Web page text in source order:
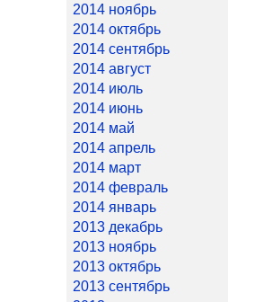
2014 ноябрь
2014 октябрь
2014 сентябрь
2014 август
2014 июль
2014 июнь
2014 май
2014 апрель
2014 март
2014 февраль
2014 январь
2013 декабрь
2013 ноябрь
2013 октябрь
2013 сентябрь